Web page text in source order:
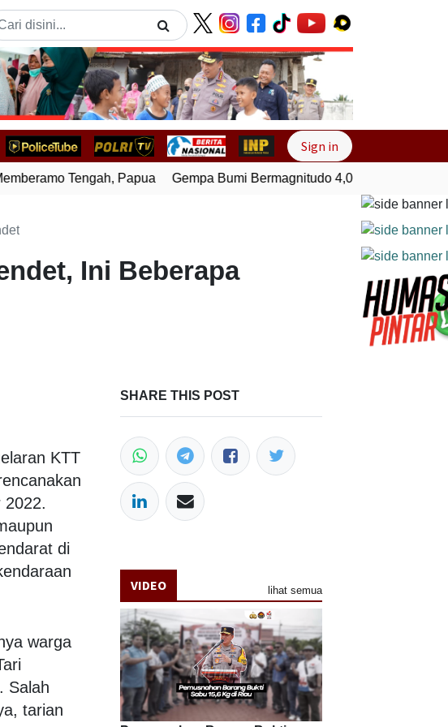
Next
Sign in
Tengah, Papua Gempa Bumi Bermagnitudo 4,0 Guncang
Ini Beberapa
KTT
2022.
di
warga
Salah
tarian
SHARE THIS POST
VIDEO lihat semua